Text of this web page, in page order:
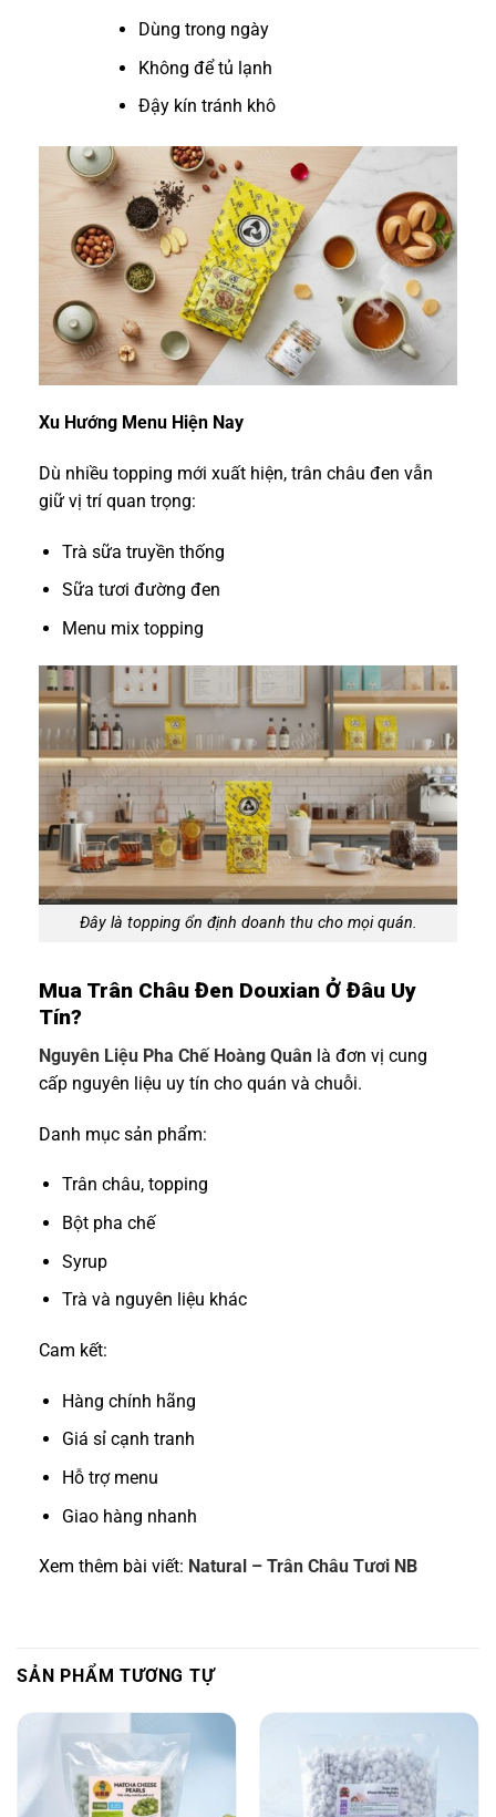
Dùng trong ngày
Không để tủ lạnh
Đậy kín tránh khô
Xu Hướng Menu Hiện Nay
Dù nhiều topping mới xuất hiện, trân châu đen vẫn
giữ vị trí quan trọng:
Trà sữa truyền thống
Sữa tươi đường đen
Menu mix topping
Đây là topping ổn định doanh thu cho mọi quán.
Mua Trân Châu Đen Douxian Ở Đâu Uy
Tín?
Nguyên Liệu Pha Chế Hoàng Quân là đơn vị cung
cấp nguyên liệu uy tín cho quán và chuỗi.
Danh mục sản phẩm:
Trân châu, topping
Bột pha chế
Syrup
Trà và nguyên liệu khác
Cam kết:
Hàng chính hãng
Giá sỉ cạnh tranh
Hỗ trợ menu
Giao hàng nhanh
Xem thêm bài viết: Natural – Trân Châu Tươi NB
SẢN PHẨM TƯƠNG TỰ